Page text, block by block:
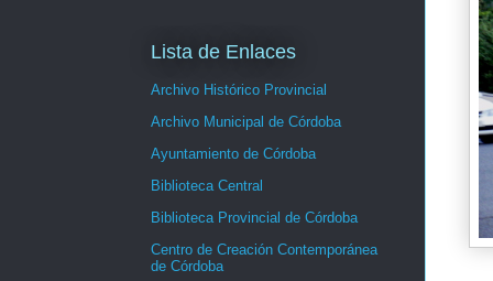
Lista de Enlaces
Archivo Histórico Provincial
Archivo Municipal de Córdoba
Ayuntamiento de Córdoba
Biblioteca Central
Biblioteca Provincial de Córdoba
Centro de Creación Contemporánea
de Córdoba